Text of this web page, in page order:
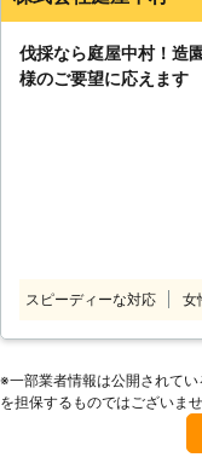
伐採なら庭屋中村！造
様のご要望に応えます
スピーディーな対応 女
※⼀部業者情報は公開されて
を担保するものではございませ